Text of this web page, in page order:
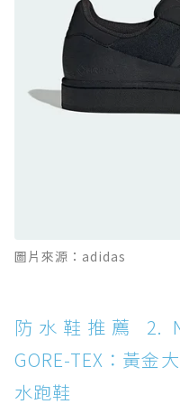
防水鞋推薦
GORE-TEX：氮
全天候越野跑鞋
防水鞋推薦 11.
感軟彈、搭載
Boot：馬汀首款
防水鞋推薦
WATERPROOF
異大底與全防水厚
防水鞋推薦 15.
圖片來源：adidas
防水鞋推薦 2.
GORE-TEX：黃金
水跑鞋